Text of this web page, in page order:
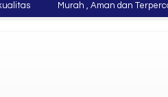
Murah , Aman dan Terpercaya